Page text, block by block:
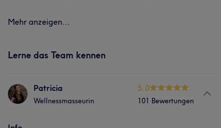
Mehr anzeigen...
Lerne das Team kennen
Patricia
Wellnessmasseurin
5.0
101 Bewertungen